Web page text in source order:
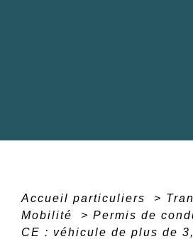
Accueil particuliers >
Mobilité
> Permis de
CE : véhicule de plus de